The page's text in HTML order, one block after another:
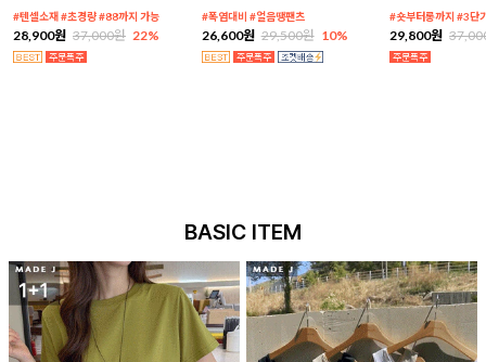
#텐셀소재 #초경량 #88까지 가능
28,900원 37,000원 22%
#폭염대비 #얼음땡팬츠
26,600원 29,500원 10%
#숏부터롱까지 #3단
29,800원
BASIC ITEM